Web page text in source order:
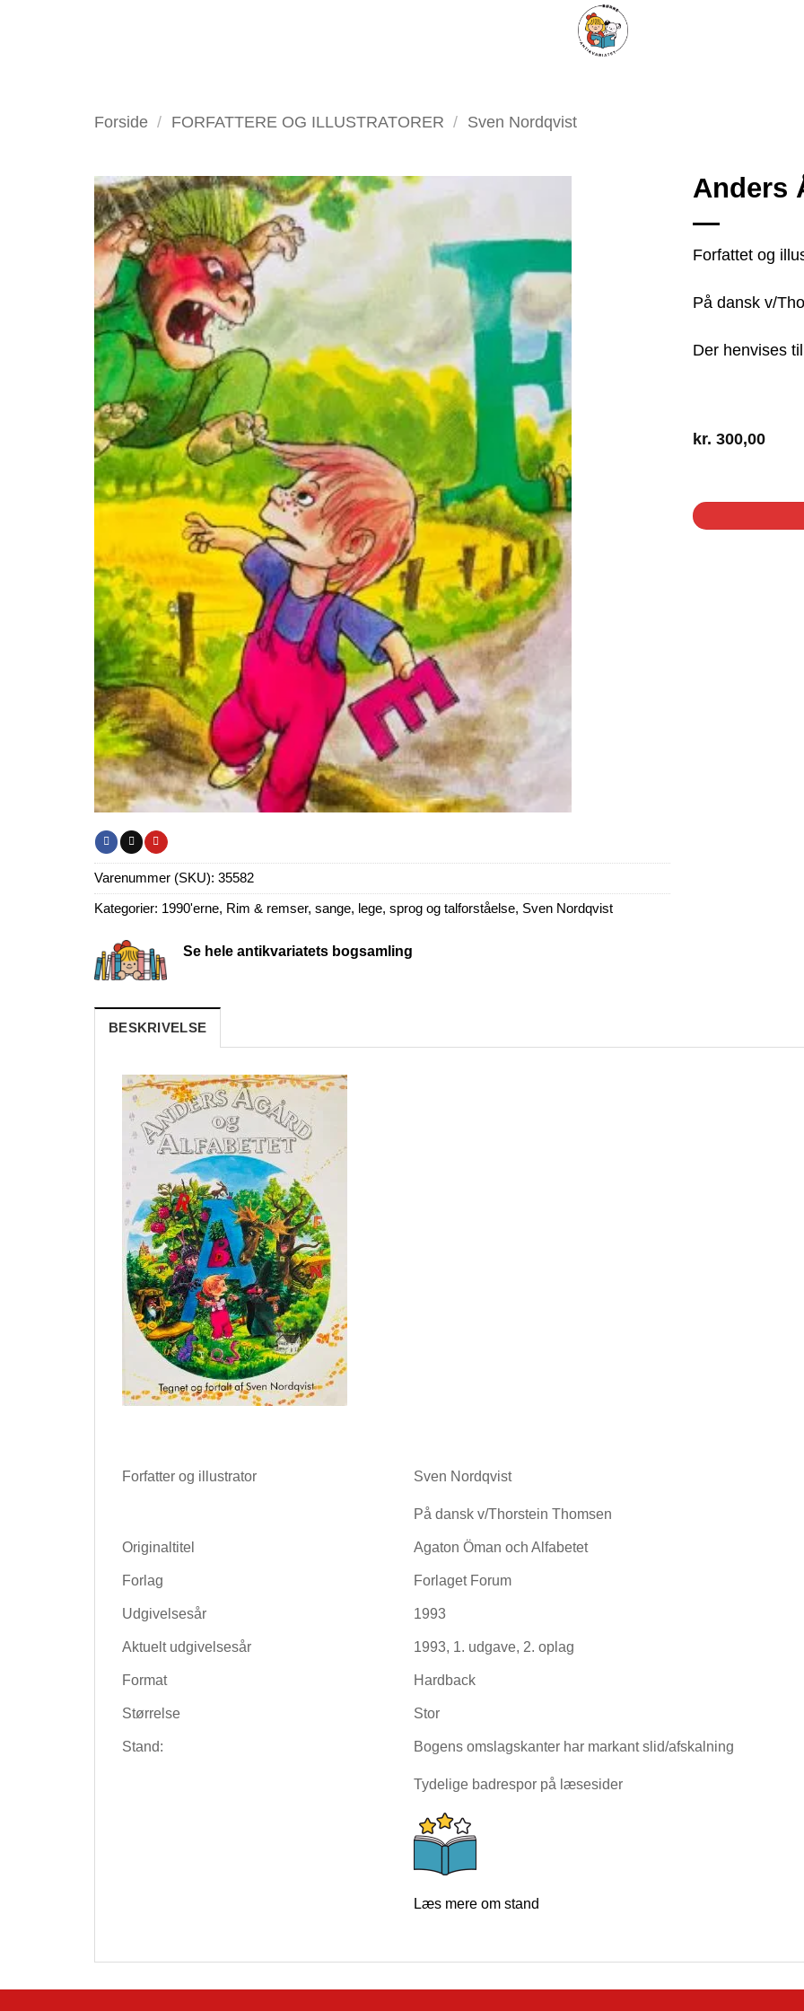
Forside / FORFATTERE OG ILLUSTRATORER / Sven Nordqvist
Tilføj
favorit
Varenummer (SKU): 35582
Kategorier: 1990'erne, Rim & remser, sange, lege, sprog og talforståelse, Sven Nordqvist
Se hele antikvariatets bogsamling
Anders
Forfattet og
På dansk v/
Der henvises
kr. 300,00
BESKRIVELSE
Forfatter og illustrator Sven Nordqvist
På dansk v/Thorstein Thomsen
Originaltitel Agaton Öman och Alfabetet
Forlag Forlaget Forum
Udgivelsesår 1993
Aktuelt udgivelsesår 1993, 1. udgave, 2. oplag
Format Hardback
Størrelse Stor
Stand: Bogens omslagskanter har markant slid/afskalning
Tydelige badrespor på læsesider
Læs mere om stand